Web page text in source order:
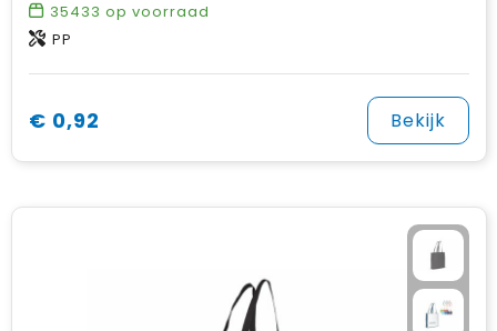
35433 op voorraad
PP
€ 0,92 Bekijk